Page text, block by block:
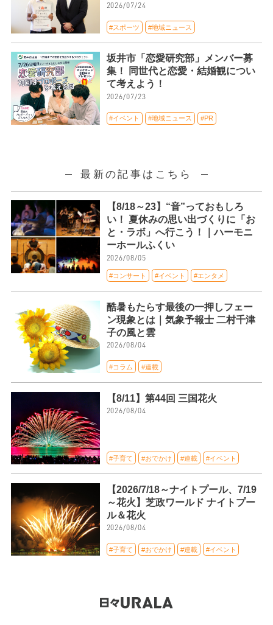
2026/07/24
#スポーツ #地域ニュース
坂井市「恋愛研究部」メンバー募
集！ 同世代と恋愛・結婚観につい
て考えよう！
2026/07/23
#イベント #地域ニュース #PR
最新の記事はこちら
【8/18～23】“音”っておもしろ
い！ 夏休みの思い出づくりに「お
と・ラボ」へ行こう！｜ハーモニ
ーホールふくい
2026/08/05
#コンサート #イベント #エンタメ
酷暑もたらす最後の一押しフェー
ン現象とは｜気象予報士 二村千津
子の風と雲
2026/08/04
#コラム #連載
【8/11】第44回 三国花火
2026/08/04
#子育て #おでかけ #連載 #イベント
【2026/7/18～ナイトプール、7/19
～花火】芝政ワールド ナイトプー
ル＆花火
2026/08/04
#子育て #おでかけ #連載 #イベント